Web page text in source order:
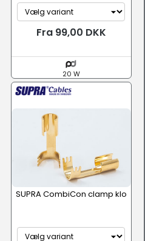
Fra 99,00 DKK
20 W
SUPRA CombiCon clamp klo